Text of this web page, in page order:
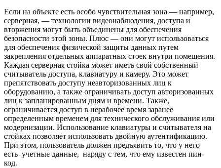
Если на объекте есть особо чувствительная зона — например,
серверная, — технологии видеонаблюдения, доступа и
вторжения могут быть объединены для обеспечения
безопасности этой зоны. Плюс — они могут использоваться
для обеспечения физической защиты данных путем
закрепления отдельных аппаратных стоек внутри помещения.
Каждая серверная стойка может иметь свой собственный
считыватель доступа, клавиатуру и камеру. Это может
препятствовать доступу неавторизованных лиц к
оборудованию, а также ограничивать доступ авторизованных
лиц к запланированным дням и времени. Также,
ограничивается доступ в нерабочее время заранее
определенным временем для технического обслуживания или
модернизации. Использование клавиатуры и считывателя на
стойках позволяет использовать двойную аутентификацию.
При этом, пользователь должен предъявить то, что у него
есть учетные данные, наряду с тем, что ему известен пин-
код.